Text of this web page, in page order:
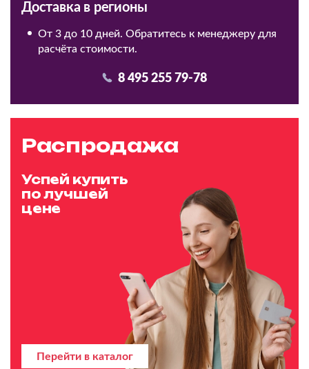
Доставка в регионы
От 3 до 10 дней. Обратитесь к менеджеру для
расчёта стоимости.
8 495 255 79-78
Распродажа
Успей купить
по лучшей
цене
Перейти в каталог